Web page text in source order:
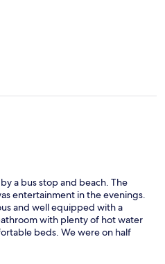
de la habitación. Igualmente,
sábana finísima con la que
armario había unas mantas
piscinas son enormes pero lo
hamacas tienen como una
el servicio es muy pobre, hay
plancha de la ropa que solo
y al solo tener una la
utilizarla durante los 3 días
necesita un lavado de cara en
a pasar mucho tiempo en el
no lo recomendaría
a bus stop and beach. The
entertainment in the evenings.
and well equipped with a
with plenty of hot water
beds. We were on half
were excellent, the evening
were only just warm, and